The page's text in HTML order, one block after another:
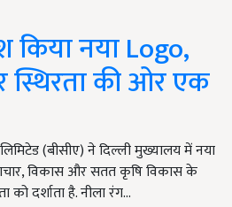
किया नया Logo,
स्थिरता की ओर एक
लिमिटेड (बीसीए) ने दिल्ली मुख्यालय में नया
विकास और सतत कृषि विकास के
को दर्शाता है. नीला रंग…